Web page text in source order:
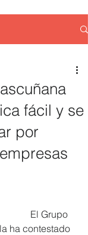
fácil y se
por
ha contestado